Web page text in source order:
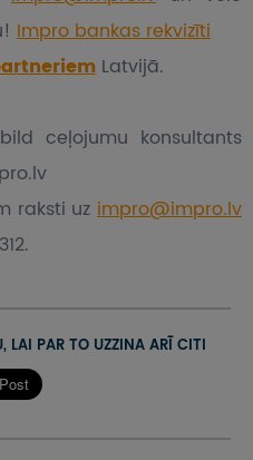
Impro bankas rekvizīti
Latvijā.
ceļojumu konsultants
raksti uz impro@impro.lv
LAI PAR TO UZZINA ARĪ CITI